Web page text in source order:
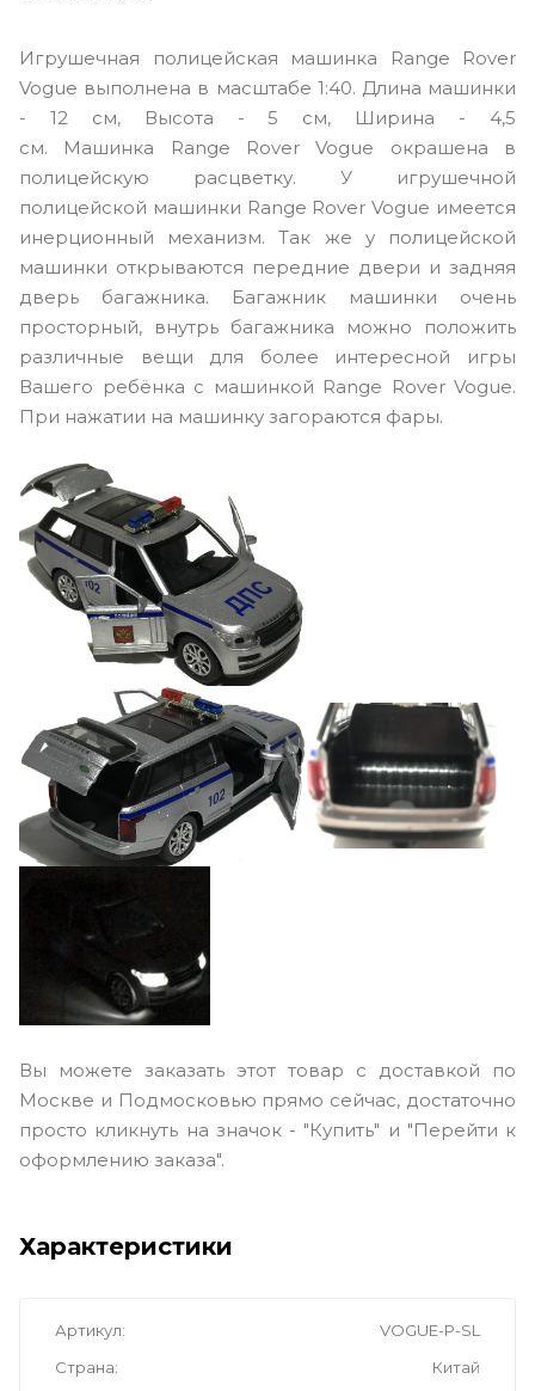
Игрушечная полицейская машинка Range Rover
Vogue выполнена в масштабе 1:40. Длина машинки
- 12 см, Высота - 5 см, Ширина - 4,5
см. Машинка Range Rover Vogue окрашена в
полицейскую расцветку. У игрушечной
полицейской машинки Range Rover Vogue имеется
инерционный механизм. Так же у полицейской
машинки открываются передние двери и задняя
дверь багажника. Багажник машинки очень
просторный, внутрь багажника можно положить
различные вещи для более интересной игры
Вашего ребёнка с машинкой Range Rover Vogue.
При нажатии на машинку загораются фары.
Вы можете заказать этот товар с доставкой по
Москве и Подмосковью прямо сейчас, достаточно
просто кликнуть на значок - "Купить" и "Перейти к
оформлению заказа".
Характеристики
Артикул
VOGUE-P-SL
Страна
Китай